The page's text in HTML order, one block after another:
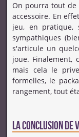
On pourra tout
accessoire. En
jeu, en pratique,
sympathiques
s'articule un
joue. Finalement,
mais cela le
formelles, le
rangement, tout
La conclusion de